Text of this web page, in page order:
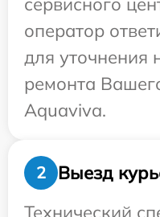
оператор
для уточнения
ремонта
Aquaviva.
2
Выезд
Технический